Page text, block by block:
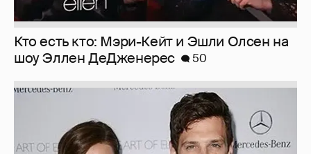
Кто есть кто: Мэри-Кейт и Эшли Олсен на
шоу Эллен ДеДженерес
50